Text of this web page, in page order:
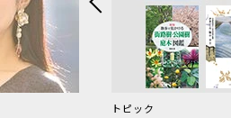
トピック